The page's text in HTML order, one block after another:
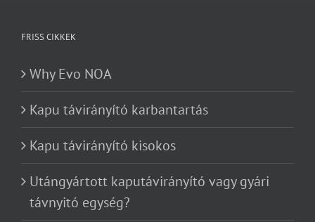
FRISS CIKKEK
Why Evo NOA
Kapu távirányító karbantartás
Kapu távirányító kisokos
Utángyártott kaputávirányító vagy gyári
távnyitó egység?